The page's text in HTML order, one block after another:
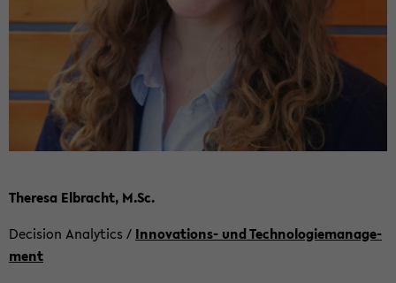
The­re­sa El­bracht, M.Sc.
De­cis­i­on Ana­ly­tics / Innovations-​ und Tech­no­lo­gie­ma­nage­
ment